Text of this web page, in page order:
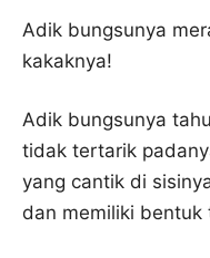
Adik bungsunya
kakaknya!
Adik bungsunya
tidak tertarik
yang cantik di
dan memiliki